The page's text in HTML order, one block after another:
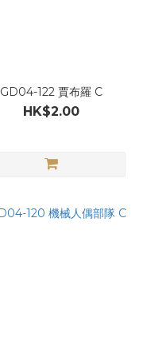
GD04-122 賈布羅 C
HK$2.00